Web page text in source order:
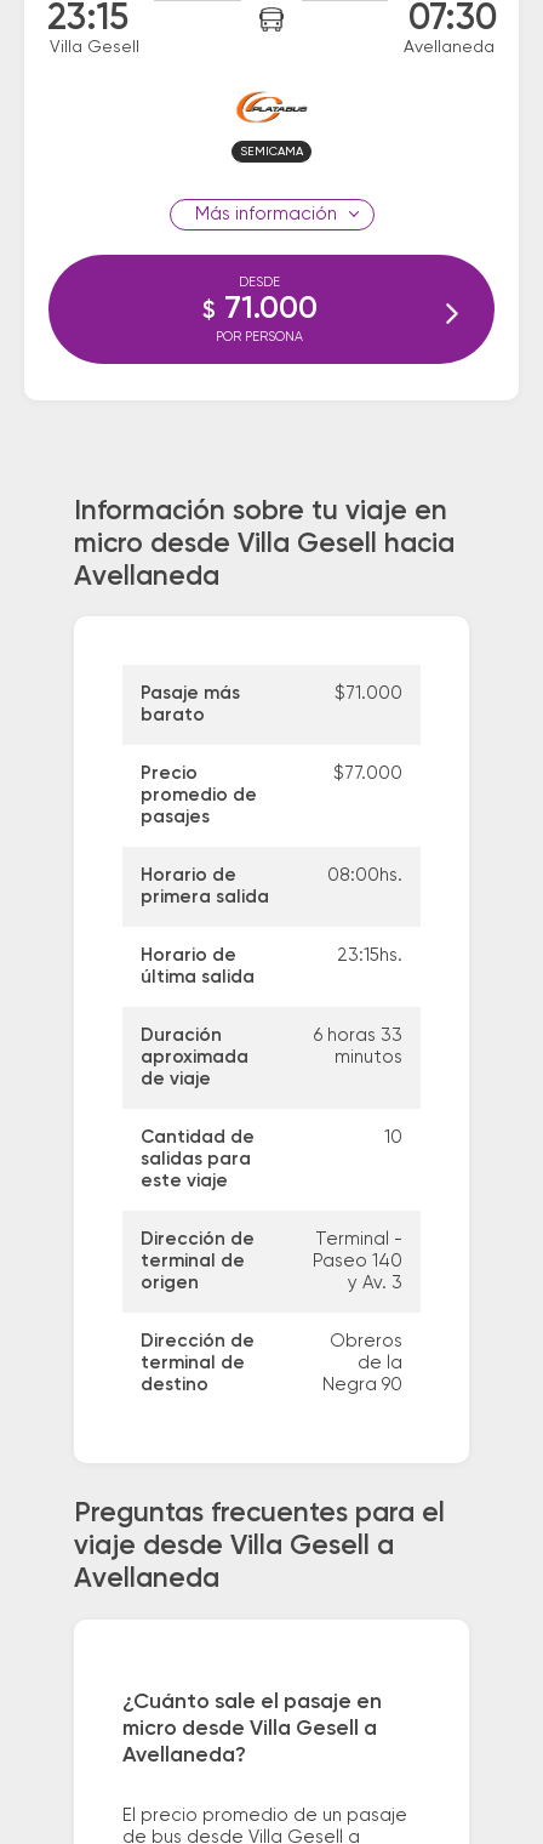
23:15
Villa Gesell
07:30
Avellaneda
SEMICAMA
información
DESDE
$ 71.000
POR PERSONA
Información sobre tu viaje en
micro desde Villa Gesell hacia
Avellaneda
Pasaje más
barato
$71.000
Precio
promedio de
pasajes
$77.000
Horario de
primera salida
08:00hs.
Horario de
última salida
23:15hs.
Duración
aproximada
de viaje
6 horas 33
minutos
Cantidad de
salidas para
este viaje
10
Dirección de
terminal de
origen
Terminal -
Paseo 140
y Av. 3
Dirección de
terminal de
destino
Obreros
de la
Negra 90
Preguntas frecuentes para el
viaje desde Villa Gesell a
Avellaneda
¿Cuánto sale el pasaje en
micro desde Villa Gesell a
Avellaneda?
El precio promedio de un pasaje
de bus desde Villa Gesell a